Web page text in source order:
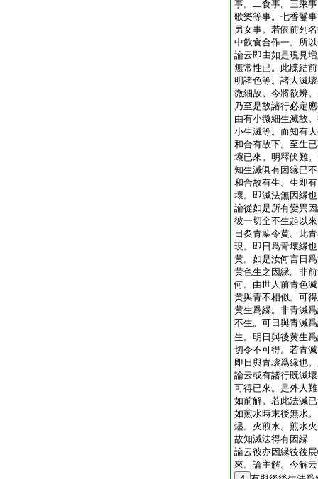
事。二食事。三乘
歌樂等事。七香鬘
男女事。若依前列
中飮食合作一。所
論云即由如是現見
無常性已。此牒結
明諸色等。諸大滅
微細故。今將欲辨
乃至是故諸行必定
由有小微細生滅故
小生滅等。而知有
和合有故下。至生
壞已來。明釋伏難
知生滅倶有因縁已
和合故有生。生即
壞。即滅法無因縁也
論從如是所有變異
彼一切全不生起以
日炙青葉令黄。此
現。即日爲青壞縁
黄。如是汝何言日
黄色生之因縁。非
何。由世人前青色
黄與青不相似。可
黄生爲縁。非青滅
不生。可日與青滅
生。明日與後黄生
切令不可得。若青
即日與青壞爲縁也
論云或有諸行既滅
可得已來。是外人
如前解。若此法滅
如煎水時末後無水
燼。火煎水。煎水
故知滅法得有因縁
論云彼亦因縁後後
來。論主解。今解